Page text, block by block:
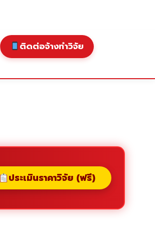
ติดต่อจ้างทำวิจัย
ประเมินราคาวิจัย (ฟรี)